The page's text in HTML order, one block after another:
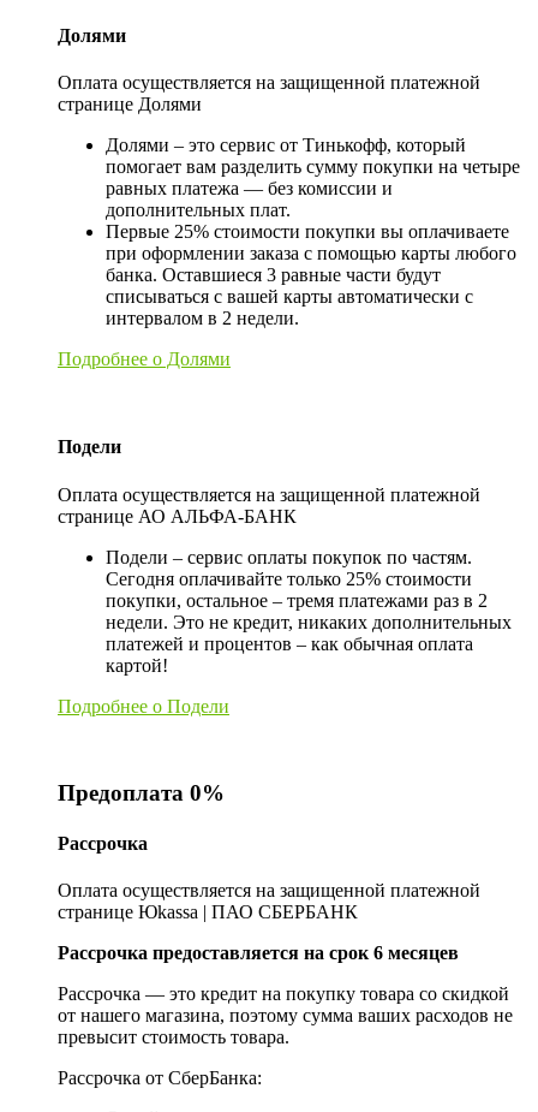
Долями
Оплата осуществляется на защищенной платежной
странице Долями
Долями – это сервис от Тинькофф, который
помогает вам разделить сумму покупки на четыре
равных платежа — без комиссии и
дополнительных плат.
Первые 25% стоимости покупки вы оплачиваете
при оформлении заказа с помощью карты любого
банка. Оставшиеся 3 равные части будут
списываться с вашей карты автоматически с
интервалом в 2 недели.
Подробнее о Долями
Подели
Оплата осуществляется на защищенной платежной
странице АО АЛЬФА-БАНК
Подели – сервис оплаты покупок по частям.
Сегодня оплачивайте только 25% стоимости
покупки, остальное – тремя платежами раз в 2
недели. Это не кредит, никаких дополнительных
платежей и процентов – как обычная оплата
картой!
Подробнее о Подели
Предоплата 0%
Рассрочка
Оплата осуществляется на защищенной платежной
странице Юkassa | ПАО СБЕРБАНК
Рассрочка предоставляется на срок 6 месяцев
Рассрочка — это кредит на покупку товара со скидкой
от нашего магазина, поэтому сумма ваших расходов не
превысит стоимость товара.
Рассрочка от СберБанка: